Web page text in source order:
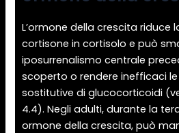
L’ormone della crescita riduce
cortisone in cortisolo e può
iposurrenalismo centrale
scoperto o rendere inefficaci
sostitutive di glucocorticoidi
4.4). Negli adulti, durante la
ormone della crescita, può